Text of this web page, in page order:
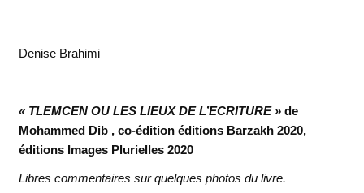
Denise Brahimi
« TLEMCEN OU LES LIEUX DE L’ECRITURE »de
Mohammed Dib , co-édition éditions Barzakh 2020,
éditions Images Plurielles 2020
Libres commentaires sur quelques photos du livre.